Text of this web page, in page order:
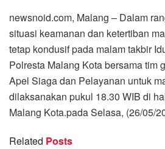
newsnoid.com, Malang – Dalam
situasi keamanan dan ketertiban
tetap kondusif pada malam takbir
Polresta Malang Kota bersama tim
Apel Siaga dan Pelayanan untuk
dilaksanakan pukul 18.30 WIB di
Malang Kota.pada Selasa, (26/05/
Related Posts